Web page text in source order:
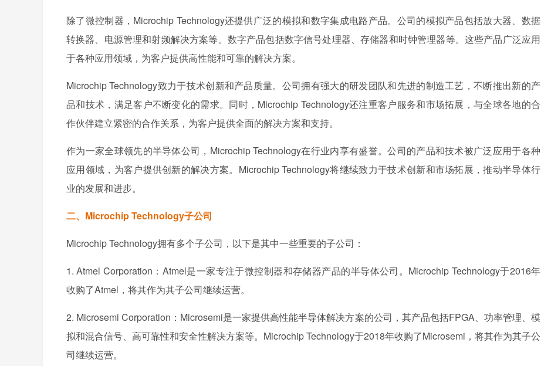
除了微控制器，Microchip Technology还提供广泛的模拟和数字集成电路产品。公司的模拟产品包括放大器、数据
转换器、电源管理和射频解决方案等。数字产品包括数字信号处理器、存储器和时钟管理器等。这些产品广泛应用
于各种应用领域，为客户提供高性能和可靠的解决方案。
Microchip Technology致力于技术创新和产品质量。公司拥有强大的研发团队和先进的制造工艺，不断推出新的产
品和技术，满足客户不断变化的需求。同时，Microchip Technology还注重客户服务和市场拓展，与全球各地的合
作伙伴建立紧密的合作关系，为客户提供全面的解决方案和支持。
作为一家全球领先的半导体公司，Microchip Technology在行业内享有盛誉。公司的产品和技术被广泛应用于各种
应用领域，为客户提供创新的解决方案。Microchip Technology将继续致力于技术创新和市场拓展，推动半导体行
业的发展和进步。
二、Microchip Technology子公司
Microchip Technology拥有多个子公司，以下是其中一些重要的子公司：
1. Atmel Corporation：Atmel是一家专注于微控制器和存储器产品的半导体公司。Microchip Technology于2016年
收购了Atmel，将其作为其子公司继续运营。
2. Microsemi Corporation：Microsemi是一家提供高性能半导体解决方案的公司，其产品包括FPGA、功率管理、模
拟和混合信号、高可靠性和安全性解决方案等。Microchip Technology于2018年收购了Microsemi，将其作为其子公
司继续运营。